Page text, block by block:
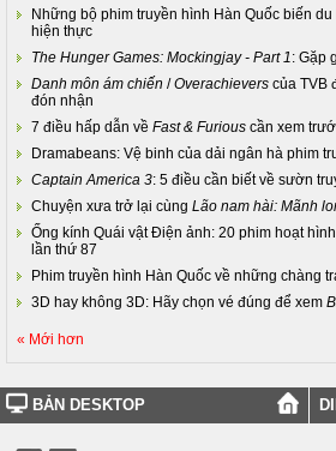
Những bộ phim truyền hình Hàn Quốc biến
hiện thực
The Hunger Games: Mockingjay - Part 1: Gặp
Danh môn ám chiến /Overachievers của TVB
đón nhận
7 điều hấp dẫn về Fast & Furious cần xem
Dramabeans: Vệ binh của dải ngân hà phim
Captain America 3: 5 điều cần biết về sườn
Chuyện xưa trở lại cùng Lão nam hài: Mãnh
Ống kính Quái vật Điện ảnh: 20 phim hoạt
lần thứ 87
Phim truyền hình Hàn Quốc về những chàng
3D hay không 3D: Hãy chọn vé đúng để xem
« Mới hơn
BẢN DESKTOP